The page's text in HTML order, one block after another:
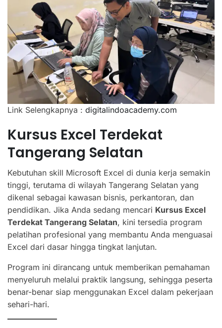
Link Selengkapnya : digitalindoacademy.com
Kursus Excel Terdekat
Tangerang Selatan
Kebutuhan skill Microsoft Excel di dunia kerja semakin
tinggi, terutama di wilayah Tangerang Selatan yang
dikenal sebagai kawasan bisnis, perkantoran, dan
pendidikan. Jika Anda sedang mencari Kursus Excel
Terdekat Tangerang Selatan, kini tersedia program
pelatihan profesional yang membantu Anda menguasai
Excel dari dasar hingga tingkat lanjutan.
Program ini dirancang untuk memberikan pemahaman
menyeluruh melalui praktik langsung, sehingga peserta
benar-benar siap menggunakan Excel dalam pekerjaan
sehari-hari.